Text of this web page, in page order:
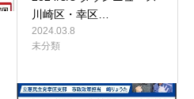
川崎区・幸区…
2024.03.8
未分類